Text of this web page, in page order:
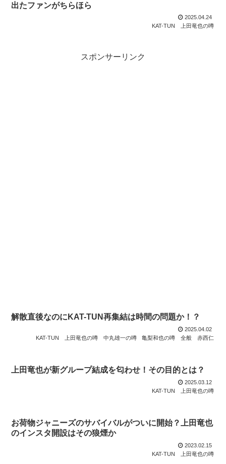
出たファンがちらほら
2025.04.24
KAT-TUN
上田竜也の噂
スポンサーリンク
解散直後なのにKAT-TUN再集結は時間の問題か！？
2025.04.02
KAT-TUN
上田竜也の噂 中丸雄一の噂 亀梨和也の噂 全般 赤西仁
上田竜也が新グループ結成を匂わせ！その目的とは？
2025.03.12
KAT-TUN
上田竜也の噂
お荷物ジャニーズのサバイバルがついに開始？上田竜也
のインスタ開設はその狼煙か
2023.02.15
KAT-TUN
上田竜也の噂